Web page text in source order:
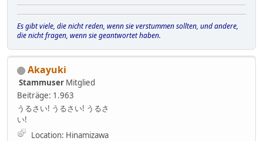
Es gibt viele, die nicht reden, wenn sie verstummen sollten, und andere,
die nicht fragen, wenn sie geantwortet haben.
Akayuki
Stammuser Mitglied
Beiträge: 1.963
うるさい! うるさい! うるさ
い!
Location: Hinamizawa